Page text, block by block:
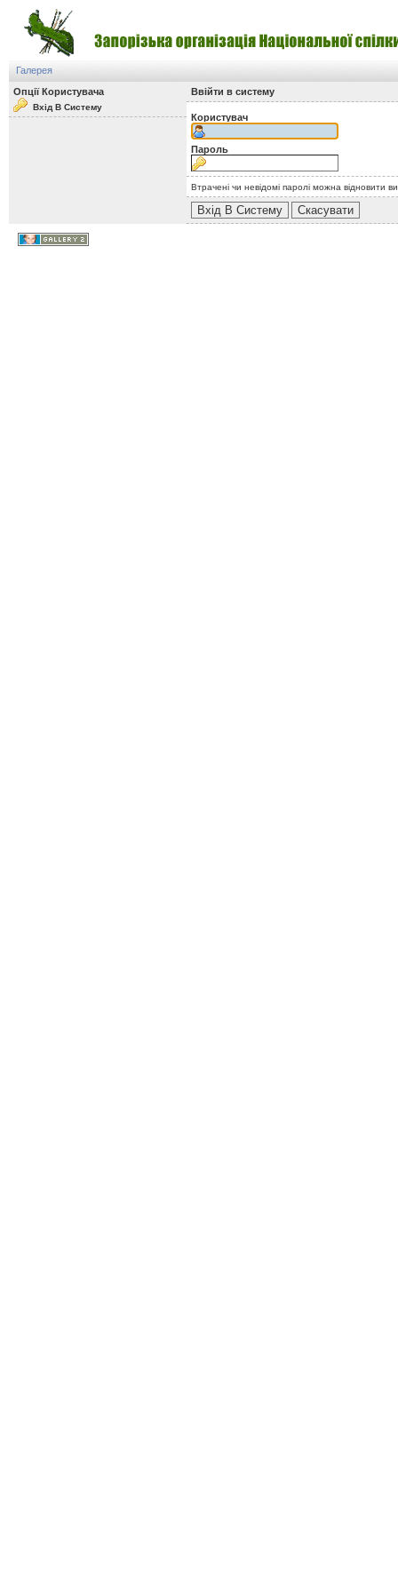
Галерея
Опції Користувача
Вхід В Систему
Ввійти в систему
Користувач
Пароль
Втрачені чи невідомі паролі можна відновити